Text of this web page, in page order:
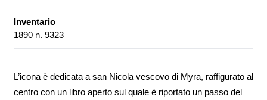
Inventario
1890 n. 9323
L’icona è dedicata a san Nicola vescovo di Myra, raffigurato al
centro con un libro aperto sul quale è riportato un passo del